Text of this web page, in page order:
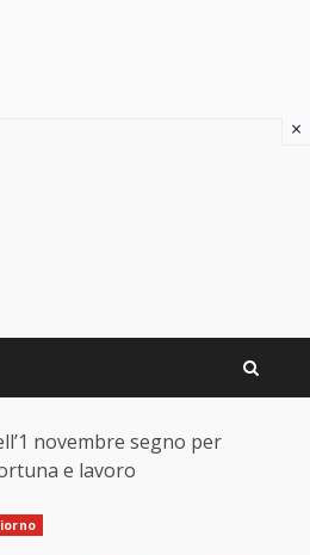
novembre segno per
e lavoro
×